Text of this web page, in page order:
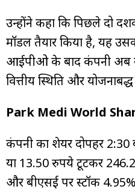
उन्होंने कहा कि पिछले दो
मॉडल तैयार किया है, यह
आईपीओ के बाद कंपनी अब
वित्तीय स्थिति और
Park Medi World
कंपनी का शेयर दोपहर
या 13.50 रुपये टूटकर
और बीएसई पर स्टॉक